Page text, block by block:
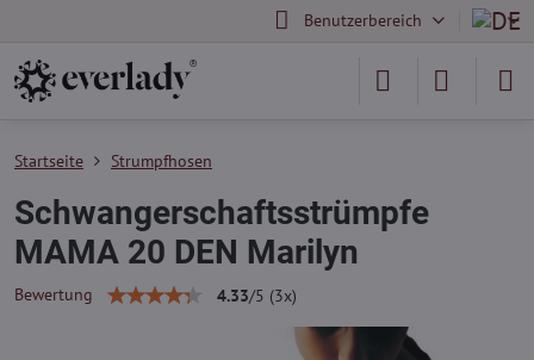
Benutzerbereich
Startseite Strumpfhosen
Schwangerschaftsstrümpfe
MAMA 20 DEN Marilyn
Bewertung 4.33/5 (3x)